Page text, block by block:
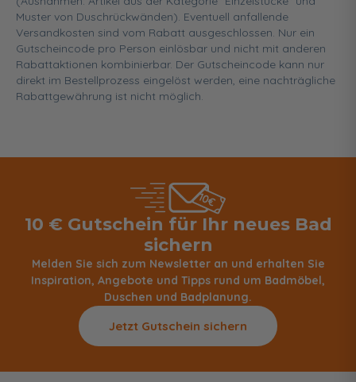
Muster von Duschrückwänden). Eventuell anfallende
Versandkosten sind vom Rabatt ausgeschlossen. Nur ein
Gutscheincode pro Person einlösbar und nicht mit anderen
Rabattaktionen kombinierbar. Der Gutscheincode kann nur
direkt im Bestellprozess eingelöst werden, eine nachträgliche
Rabattgewährung ist nicht möglich.
10 € Gutschein für Ihr neues Bad
sichern
Melden Sie sich zum Newsletter an und erhalten Sie
Inspiration, Angebote und Tipps rund um Badmöbel,
Duschen und Badplanung.
Jetzt Gutschein sichern